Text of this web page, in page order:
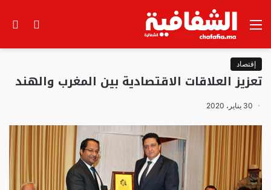
الوضع
القائمة
إقتصاد
تعزيز العلاقات الاقتصادية بين المغرب والهند
30 يناير، 2020